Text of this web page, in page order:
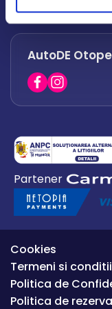
0730 063
0730 063
AutoDE
0754 649
Partener
Cookies
Termeni si conditii
Politica de
Politica de